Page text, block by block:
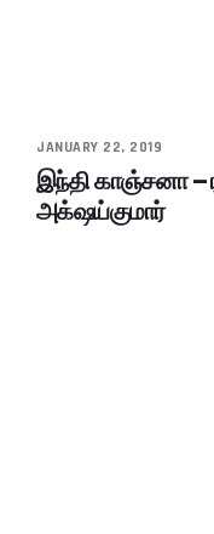
JANUARY 22, 2019
இந்தி காஞ்சனா –
அக்‌ஷய்குமார்